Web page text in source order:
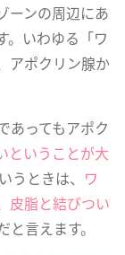
ーンの周辺にあ
。いわゆる「ワ
アポクリン腺か
あってもアポク
ということが大
ときは、 ワ
皮脂と結びつい
と言えます。